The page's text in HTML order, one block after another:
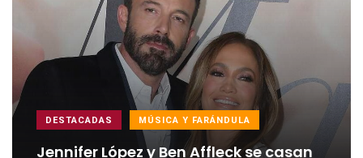
DESTACADAS MÚSICA Y FARÁNDULA
Jennifer López y Ben Affleck se casan